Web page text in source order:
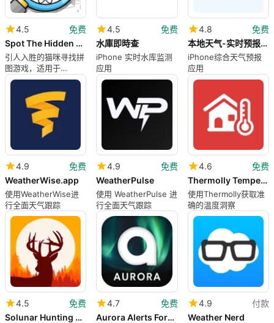
4.5
免费
Spot The Hidden Cat
引人入胜的猫咪寻找拼
图游戏，适用于
iPhone
4.5
免费
水庫即時查
iPhone 实时水库监测
应用
4.8
免费
本地天气-实时预报天气40日天气预测
iPhone综合天气预报
应用
4.9
免费
WeatherWise.app
使用WeatherWise进
行全面天气跟踪
4.9
免费
WeatherPulse
使用 WeatherPulse 进
行全面天气跟踪
4.6
免费
Thermolly Temperature Checker
使用Thermolly获取准
确的温度洞察
4.5
免费
Solunar Hunting Times
4.7
免费
Aurora Alerts Forecast
4.9
付款
Weather Nerd